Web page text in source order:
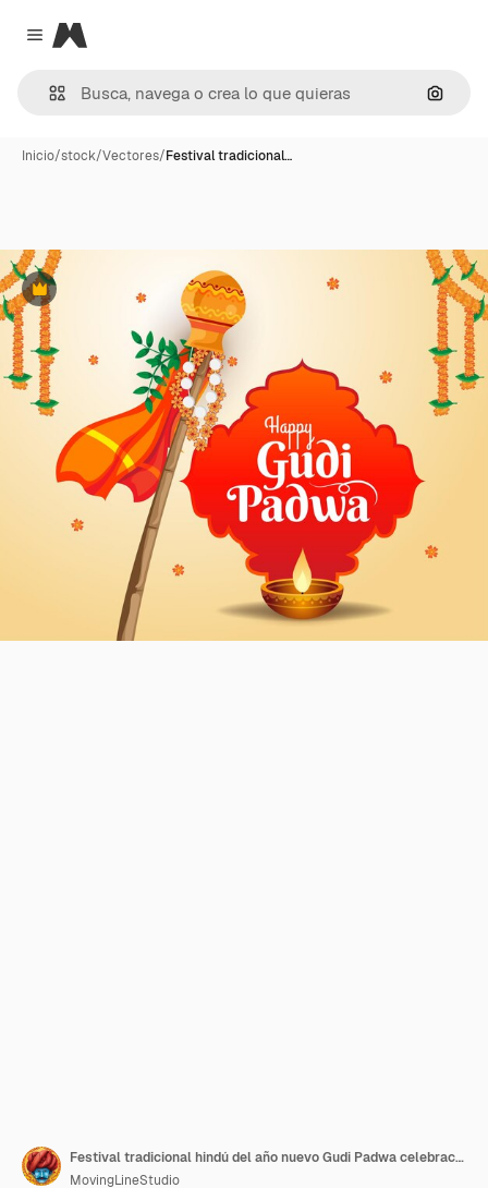
Close menu
Magnific
Inicio/stock/Vectores/Festival tradicional…
Premium
Festival tradicional hindú del año nuevo Gudi Padwa celebración de saludos vector de fondo
MovingLineStudio